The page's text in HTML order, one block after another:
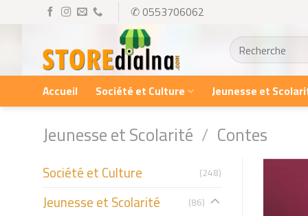
content
✆ 0553706062
Recherche
pour :
Accueil Société et Culture Jeunesse et
Jeunesse et Scolarité / Contes
Société et Culture (248)
Jeunesse et Scolarité (86)